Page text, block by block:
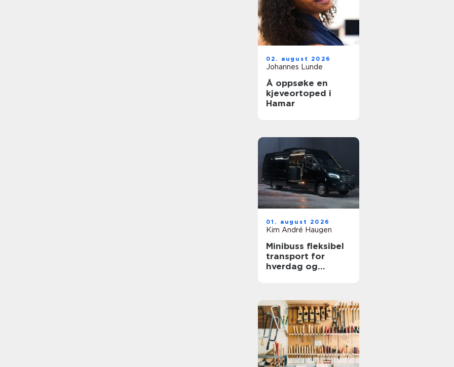
02. august 2026
Johannes Lunde
Å oppsøke en
kjeveortoped i
Hamar
01. august 2026
Kim André Haugen
Minibuss fleksibel
transport for
hverdag og